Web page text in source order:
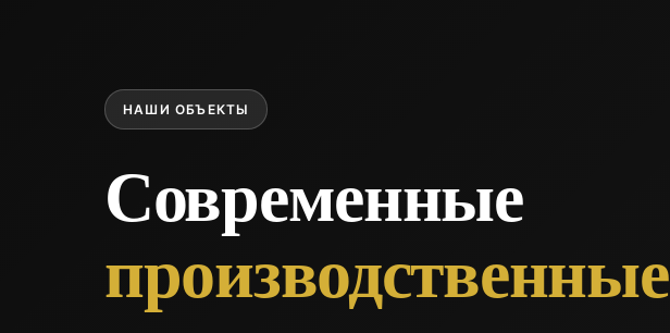
НАШИ ОБЪЕКТЫ
Современные
производственные